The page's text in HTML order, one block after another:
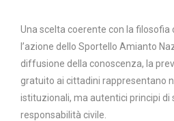
Una scelta coerente con la filosofia
l’azione dello Sportello Amianto
diffusione della conoscenza, la
gratuito ai cittadini rappresentano
istituzionali, ma autentici principi di
responsabilità civile.